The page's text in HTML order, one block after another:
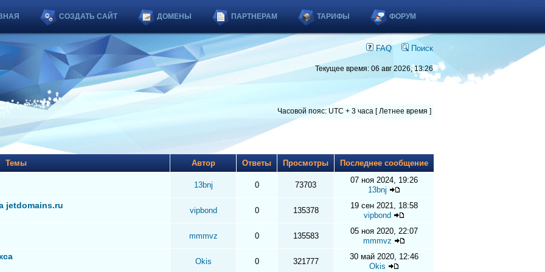
СОЗДАТЬ САЙТ ДОМЕНЫ ПАРТНЕРАМ ТАРИФЫ ФОРУМ
FAQ Поиск
Текущее время: 06 авг 2026, 13:26
Часовой пояс: UTC + 3 часа [ Летнее время ]
Темы Автор Ответы Просмотры Последнее сообщение
13bnj 0 73703
07 ноя 2024, 19:26
13bnj
jetdomains.ru
vipbond 0 135378
19 сен 2021, 18:58
vipbond
mmmvz 0 135583
05 ноя 2020, 22:07
mmmvz
Okis 0 321777
30 май 2020, 12:46
Okis